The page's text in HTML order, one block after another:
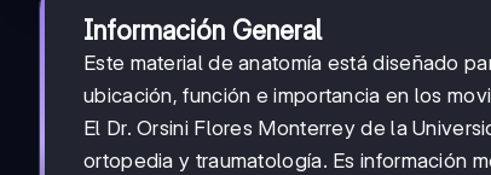
Información General
Este material de anatomía está diseñado
ubicación, función e importancia en los
El Dr. Orsini Flores Monterrey de la
ortopedia y traumatología. Es información